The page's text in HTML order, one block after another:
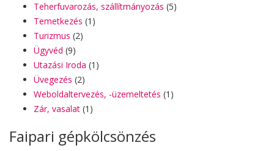
Teherfuvarozás, szállítmányozás (5)
Temetkezés (1)
Turizmus (2)
Ügyvéd (9)
Utazási Iroda (1)
Üvegezés (2)
Weboldaltervezés, -üzemeltetés (1)
Zár, vasalat (1)
Faipari gépkölcsönzés